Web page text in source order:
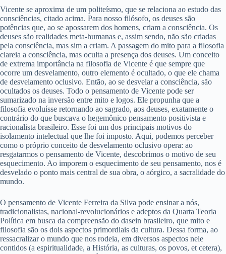
Vicente se aproxima de um politeísmo, que se relaciona ao estudo das
consciências, citado acima. Para nosso filósofo, os deuses são
potências que, ao se apossarem dos homens, criam a consciência. Os
deuses são realidades meta-humanas e, assim sendo, não são criadas
pela consciência, mas sim a criam. A passagem do mito para a filosofia
clareia a consciência, mas oculta a presença dos deuses. Um conceito
de extrema importância na filosofia de Vicente é que sempre que
ocorre um desvelamento, outro elemento é ocultado, o que ele chama
de desvelamento oclusivo. Então, ao se desvelar a consciência, são
ocultados os deuses. Todo o pensamento de Vicente pode ser
sumarizado na inversão entre mito e logos. Ele propunha que a
filosofia evoluísse retornando ao sagrado, aos deuses, exatamente o
contrário do que buscava o hegemônico pensamento positivista e
racionalista brasileiro. Esse foi um dos principais motivos do
isolamento intelectual que lhe foi imposto. Aqui, podemos perceber
como o próprio conceito de desvelamento oclusivo opera: ao
resgatarmos o pensamento de Vicente, descobrimos o motivo de seu
esquecimento. Ao imporem o esquecimento de seu pensamento, nos é
desvelado o ponto mais central de sua obra, o aórgico, a sacralidade do
mundo.
O pensamento de Vicente Ferreira da Silva pode ensinar a nós,
tradicionalistas, nacional-revolucionários e adeptos da Quarta Teoria
Política em busca da compreensão do dasein brasileiro, que mito e
filosofia são os dois aspectos primordiais da cultura. Dessa forma, ao
ressacralizar o mundo que nos rodeia, em diversos aspectos nele
contidos (a espiritualidade, a História, as culturas, os povos, et cetera),